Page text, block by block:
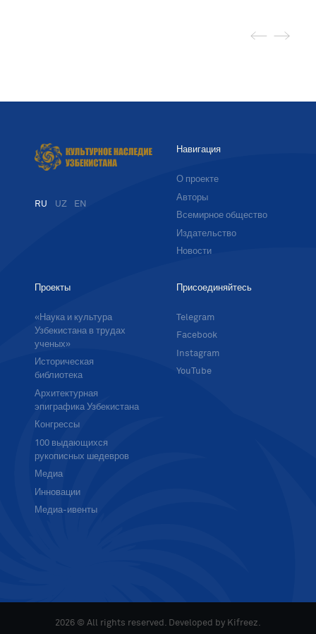
RU UZ EN
Навигация
О проекте
Авторы
Всемирное общество
Издательство
Новости
Проекты
«Наука и культура
Узбекистана в трудах
ученых»
Историческая
библиотека
Архитектурная
эпиграфика Узбекистана
Конгрессы
100 выдающихся
рукописных шедевров
Медиа
Инновации
Медиа-ивенты
Присоединяйтесь
Telegram
Facebook
Instagram
YouTube
2026 © All rights reserved. Developed by Kifreez.